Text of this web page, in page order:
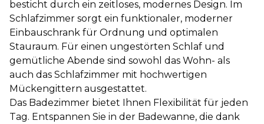
besticht durch ein zeitloses, modernes Design. Im
Schlafzimmer sorgt ein funktionaler, moderner
Einbauschrank für Ordnung und optimalen
Stauraum. Für einen ungestörten Schlaf und
gemütliche Abende sind sowohl das Wohn- als
auch das Schlafzimmer mit hochwertigen
Mückengittern ausgestattet.
Das Badezimmer bietet Ihnen Flexibilität für jeden
Tag. Entspannen Sie in der Badewanne, die dank